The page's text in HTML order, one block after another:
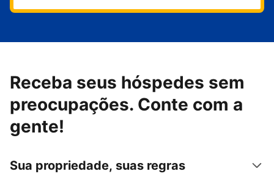
Receba seus hóspedes sem
preocupações. Conte com a
gente!
Sua propriedade, suas regras